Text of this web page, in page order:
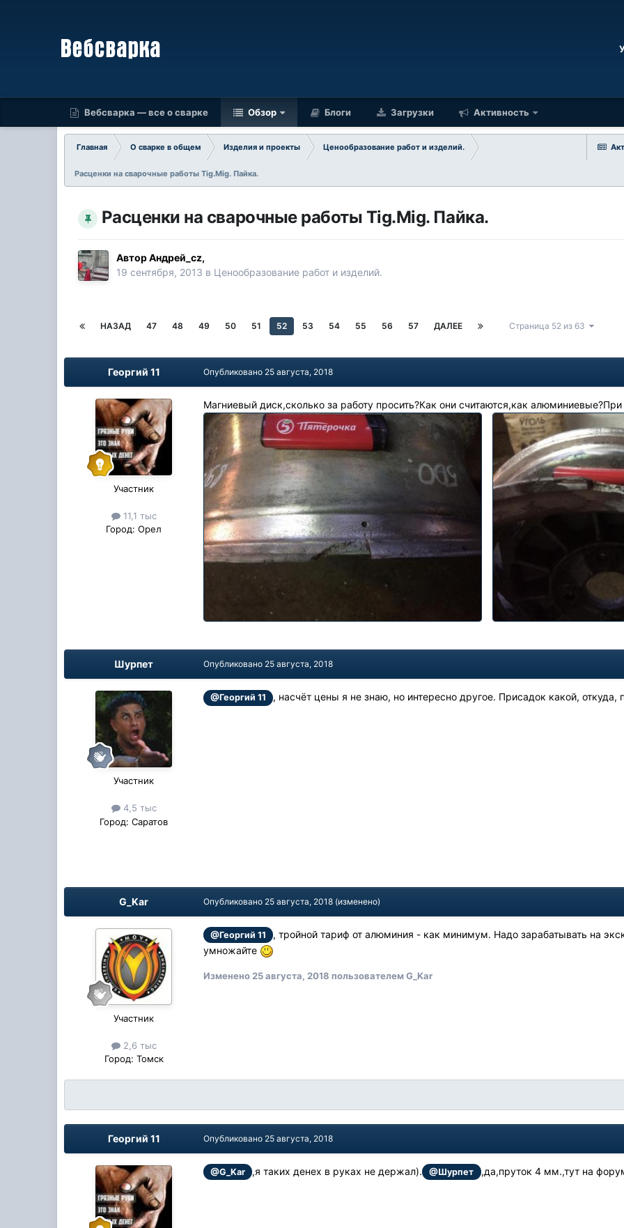
Вебсварка — все о сварке Обзор Блоги Загрузки Активность
Главная О сварке в общем Изделия и проекты Ценообразование работ и изделий.
Расценки на сварочные работы Tig.Mig. Пайка.
Расценки на сварочные работы Tig.Mig. Пайка.
АвторАндрей_cz,
19 сентября, 2013 в Ценообразование работ и изделий.
НАЗАД 47 48 49 50 51 52 53 54 55 56 57 ДАЛЕЕ Страница 52 из 63
Георгий 11
Участник
11,1 тыс
Город: Орел
Опубликовано 25 августа, 2018
Магниевый диск,сколько за работу просить?Как они считаются,как алюминиевые?При
Шурпет
Участник
4,5 тыс
Город: Саратов
Опубликовано 25 августа, 2018
@Георгий 11 , насчёт цены я не знаю, но интересно другое. Присадок какой,
G_Kar
Участник
2,6 тыс
Город: Томск
Опубликовано 25 августа, 2018 (изменено)
@Георгий 11
, тройной тариф от алюминия - как минимум. Надо зарабатывать на
умножайте
Изменено 25 августа, 2018 пользователем G_Kar
Георгий 11 Опубликовано 25 августа, 2018
@G_Kar ,я таких денех в руках не держал). @Шурпет ,да,пруток 4 мм.,тут на